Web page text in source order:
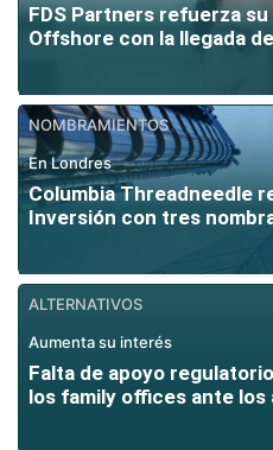
FDS Partners refuerza su
Offshore con la llegada
NOMBRAMIENTOS
En Londres
Columbia Threadneedle
Inversión con tres
ALTERNATIVOS
Aumenta su interés
Falta de apoyo
los family offices ante